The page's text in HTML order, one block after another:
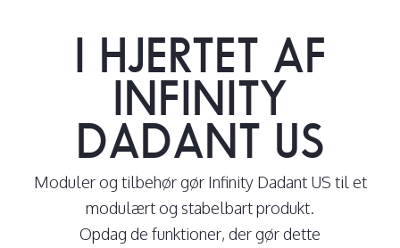
I HJERTET AF
INFINITY
DADANT US
Moduler og tilbehør gør Infinity Dadant US til et
modulært og stabelbart produkt.
Opdag de funktioner, der gør dette